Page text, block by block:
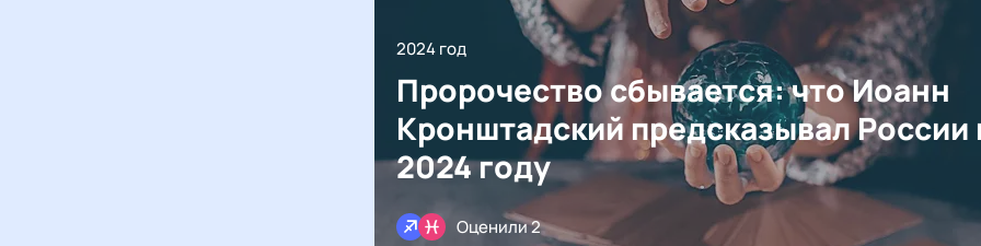
2024 год
Пророчество сбывается: что Иоанн
Кронштадский предсказывал России
2024 году
Оценили 2